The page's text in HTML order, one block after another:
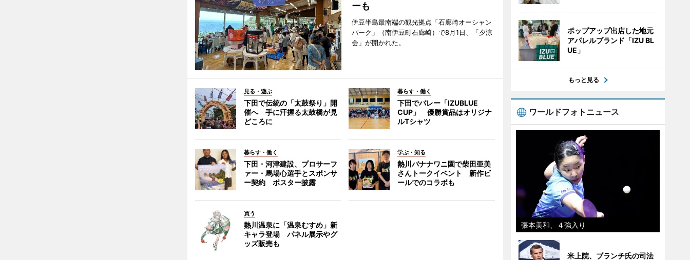
ーも
伊豆半島最南端の観光拠点「石廊崎オーシャン
パーク」（南伊豆町石廊崎）で8月1日、「夕涼
会」が開かれた。
見る・遊ぶ
下田で伝統の「太鼓祭り」開
催へ 手に汗握る太鼓橋が見
どころに
暮らす・働く
下田でバレー「IZUBLUE
CUP」 優勝賞品はオリジナ
ルTシャツ
暮らす・働く
下田・河津建設、プロサーフ
ァー・馬場心選手とスポンサ
ー契約 ポスター披露
学ぶ・知る
熱川バナナワニ園で柴田亜美
さんトークイベント 新作ビ
ールでのコラボも
買う
熱川温泉に「温泉むすめ」新
キャラ登場 パネル展示やグ
ッズ販売も
ポップアップ出店した地元
アパレルブランド「IZU BL
UE」
もっと見る
ワールドフォトニュース
張本美和、４強入り
米上院、ブランチ氏の司法